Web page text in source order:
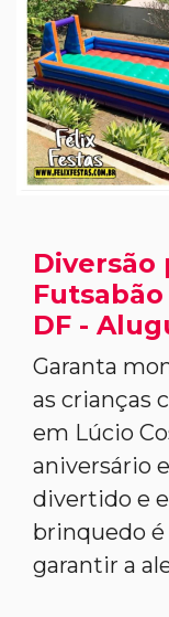
Diversão
DF -
Garanta
as crianças
em Lúcio
aniversário
divertido e
brinquedo é
garantir a